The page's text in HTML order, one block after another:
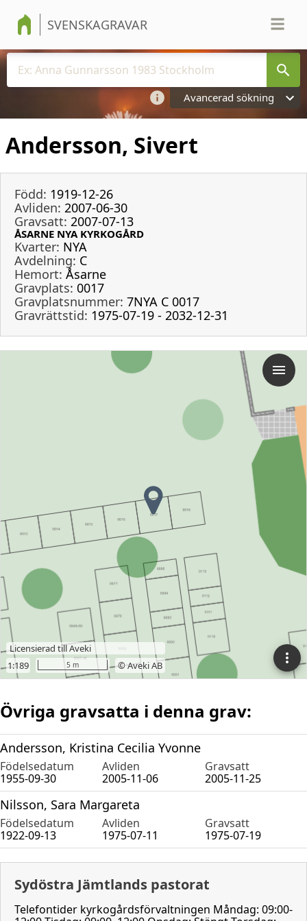
SVENSKAGRAVAR
Avancerad sökning
Andersson, Sivert
Född: 1919-12-26
Avliden: 2007-06-30
Gravsatt: 2007-07-13
ÅSARNE NYA KYRKOGÅRD
Kvarter: NYA
Avdelning: C
Hemort: Åsarne
Gravplats: 0017
Gravplatsnummer: 7NYA C 0017
Gravrättstid: 1975-07-19 - 2032-12-31
Övriga gravsatta i denna grav:
Andersson, Kristina Cecilia Yvonne
Födelsedatum Avliden
Gravsatt
1955-09-30
2005-11-06 2005-11-25
Nilsson, Sara Margareta
Födelsedatum Avliden
Gravsatt
1922-09-13
1975-07-11 1975-07-19
Sydöstra Jämtlands pastorat
Telefontider kyrkogårdsförvaltningen Måndag: 09:00-